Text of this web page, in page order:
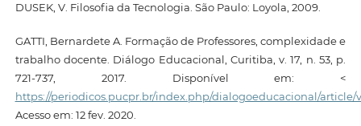
DUSEK, V. Filosofia da Tecnologia. São Paulo: Loyola, 2009.
GATTI, Bernardete A. Formação de Professores, complexidade e
trabalho docente. Diálogo Educacional, Curitiba, v. 17, n. 53, p.
721-737, 2017. Disponível em: <
https://periodicos.pucpr.br/index.php/dialogoeducacional/article/
Acesso em: 12 fev. 2020.